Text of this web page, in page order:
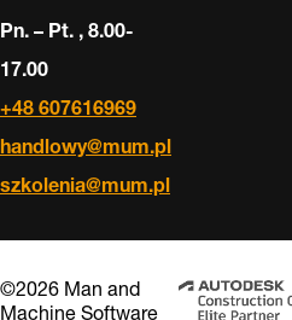
Pn. – Pt. , 8.00-
17.00
+48 607616969
handlowy@mum.pl
szkolenia@mum.pl
©2026 Man and
Machine Software